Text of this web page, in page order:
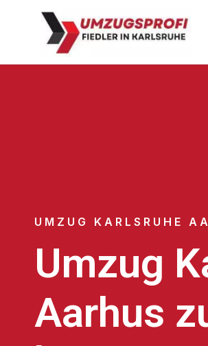
UMZUG KARLSRUHE
Umzug
Aarhus